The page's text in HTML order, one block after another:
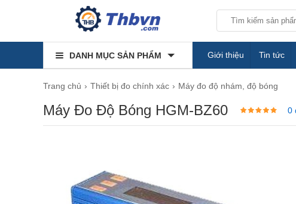
DANH MỤC SẢN PHẨM Giới thiệu Tin tức
Trang chủ Thiết bị đo chính xác Máy đo độ nhám, độ bóng
Máy Đo Độ Bóng HGM-BZ60 0